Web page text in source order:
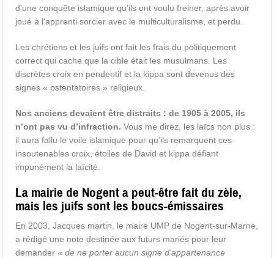
d’une conquête islamique qu’ils ont voulu freiner, après avoir
joué à l’apprenti sorcier avec le multiculturalisme, et perdu.
Les chrétiens et les juifs ont fait les frais du politiquement
correct qui cache que la cible était les musulmans. Les
discrètes croix en pendentif et la kippa sont devenus des
signes « ostentatoires » religieux.
Nos anciens devaient être distraits : de 1905 à 2005, ils
n’ont pas vu d’infraction.Vous me direz, les laïcs non plus :
il aura fallu le voile islamique pour qu’ils remarquent ces
insoutenables croix, étoiles de David et kippa défiant
impunément la laïcité.
La mairie de Nogent a peut-être fait du zèle,
mais les juifs sont les boucs-émissaires
En 2003, Jacques martin, le maire UMP de Nogent-sur-Marne,
a rédigé une note destinée aux futurs mariés pour leur
demander« de ne porter aucun signe d’appartenance